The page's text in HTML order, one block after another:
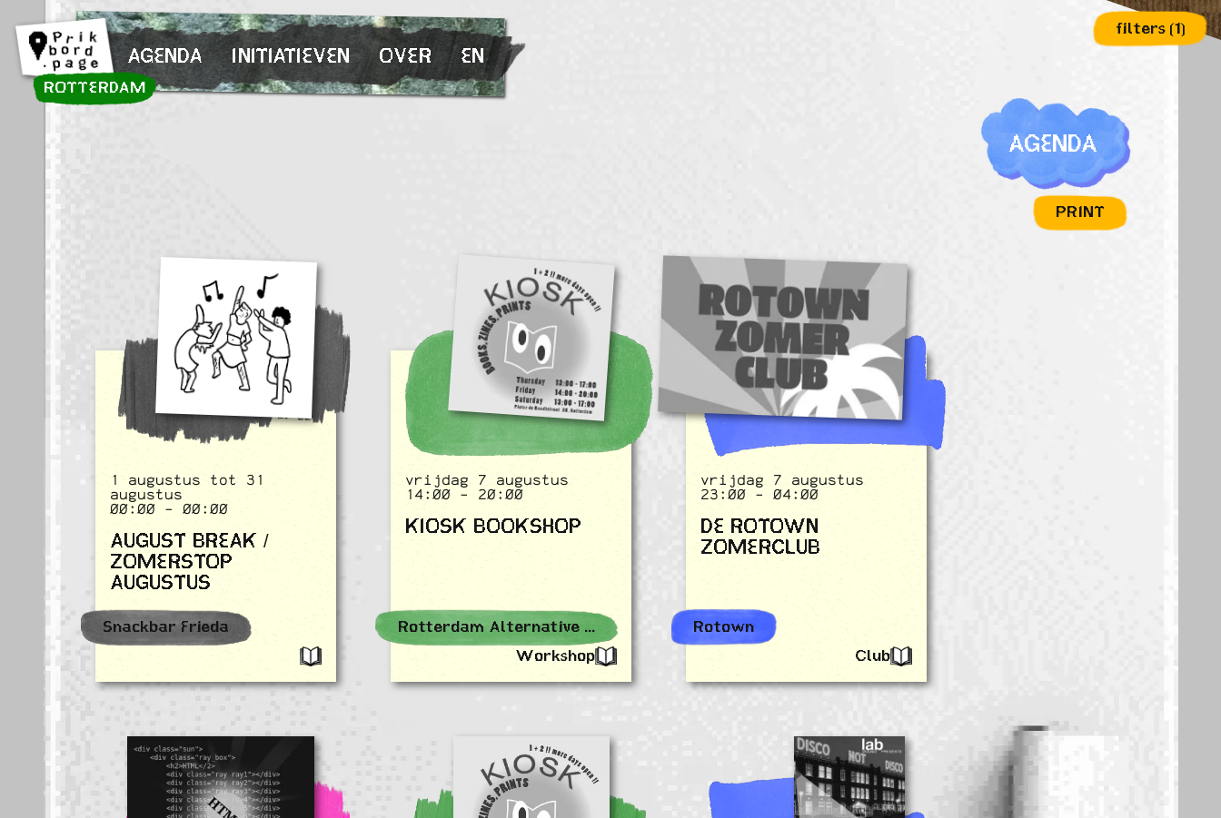
Spring naar inhoud
ROTTERDAM
AGENDA INITIATIEVEN OVER EN
filters (1)
AGENDA
PRINT
1 augustus tot 31
augustus
00:00 - 00:00
AUGUST BREAK /
ZOMERSTOP
AUGUSTUS
Snackbar Frieda
vrijdag 7 augustus
14:00 - 20:00
KIOSK BOOKSHOP
Rotterdam Alternative Events
Workshop
vrijdag 7 augustus
23:00 - 04:00
DE ROTOWN
ZOMERCLUB
Rotown
Club